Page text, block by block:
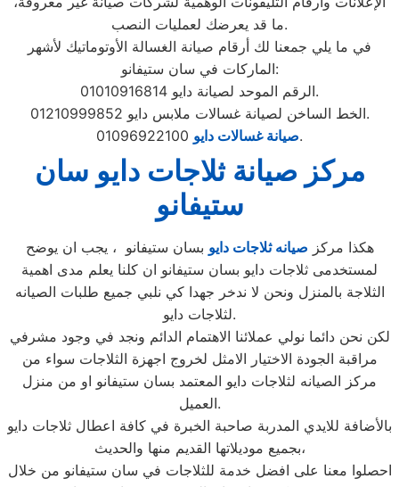
ما قد يعرضك لعمليات النصب.
في ما يلي جمعنا لك أرقام صيانة الغسالة الأوتوماتيك لأشهر
الماركات في سان ستيفانو:
الرقم الموحد لصيانة دايو 01010916814.
الخط الساخن لصيانة غسالات ملابس دايو 01210999852.
صيانة غسالات دايو01096922100.
مركز صيانة ثلاجات دايو سان
ستيفانو
هكذا مركز صيانه ثلاجات دايو بسان ستيفانو ، يجب ان يوضح
لمستخدمى ثلاجات دايو بسان ستيفانو ان كلنا يعلم مدى اهمية
الثلاجة بالمنزل ونحن لا ندخر جهدا كي نلبي جميع طلبات الصيانه
لثلاجات دايو.
لكن نحن دائما نولي عملائنا الاهتمام الدائم ونجد في وجود مشرفي
مراقبة الجودة الاختيار الامثل لخروج اجهزة الثلاجات سواء من
مركز الصيانه لثلاجات دايو المعتمد بسان ستيفانو او من منزل
العميل.
بالأضافة للايدي المدربة صاحبة الخبرة في كافة اعطال ثلاجات دايو
بجميع موديلاتها القديم منها والحديث،
احصلوا معنا على افضل خدمة للثلاجات في سان ستيفانو من خلال